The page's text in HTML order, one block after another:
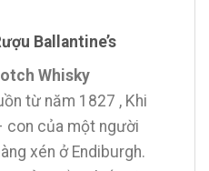
Ballantine’s
Whisky
từ năm 1827 , Khi
con của một người
xén ở Endiburgh.